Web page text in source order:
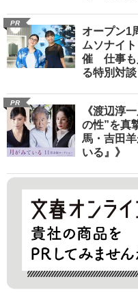
PR
オープン1
ムソナイ
催 仕事も
る特別対談
PR
《渡辺淳
の性”を真
馬・吉田
いる』》